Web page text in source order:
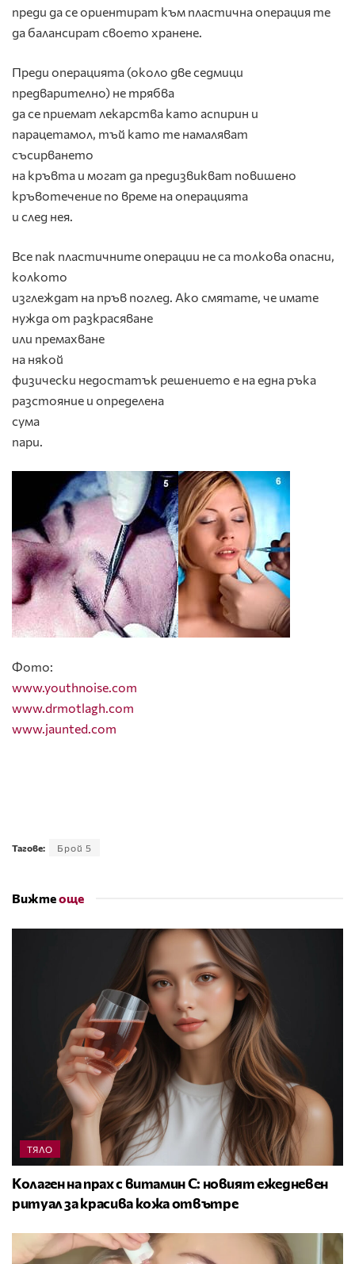
преди да се ориентират към пластична операция те
да балансират своето хранене.
Преди операцията (около две седмици
предварително) не трябва
да се приемат лекарства като аспирин и
парацетамол, тъй като те намаляват
съсирването
на кръвта и могат да предизвикват повишено
кръвотечение по време на операцията
и след нея.
Все пак пластичните операции не са толкова опасни,
колкото
изглеждат на пръв поглед. Ако смятате, че имате
нужда от разкрасяване
или премахване
на някой
физически недостатък решението е на една ръка
разстояние и определена
сума
пари.
Фото:
www.youthnoise.com
www.drmotlagh.com
www.jaunted.com
Тагове: Брой 5
Вижтеоще
ТЯЛО
Колаген на прах с витамин C: новият ежедневен
ритуал за красива кожа отвътре